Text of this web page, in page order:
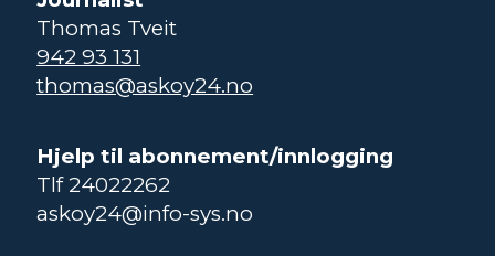
Thomas Tveit
942 93 131
thomas@askoy24.no
Hjelp til abonnement/innlogging
Tlf 24022262
askoy24@info-sys.no